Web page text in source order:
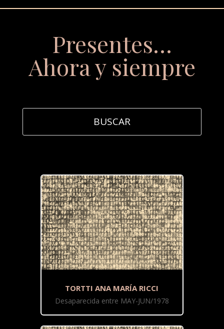
Presentes…
Ahora y siempre
TORTTI ANA MARÍA RICCI
Desaparecida entre MAY-JUN/1978